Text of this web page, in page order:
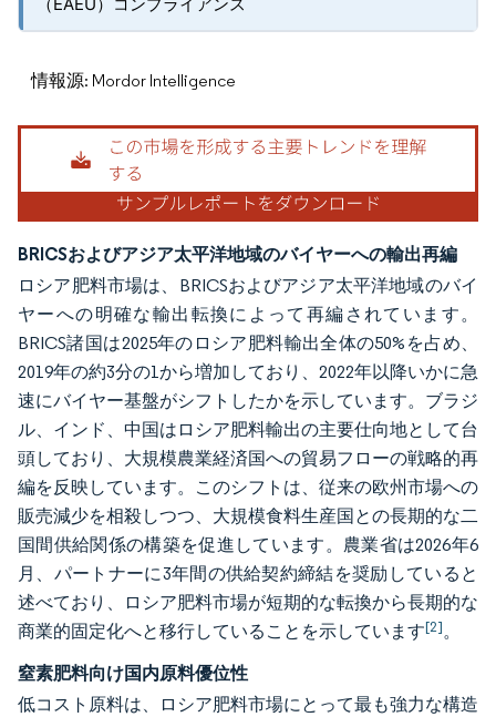
情報源: Mordor Intelligence
BRICSおよびアジア太平洋地域のバイヤーへの輸出再編
ロシア肥料市場は、BRICSおよびアジア太平洋地域のバイ
ヤーへの明確な輸出転換によって再編されています。
BRICS諸国は2025年のロシア肥料輸出全体の50%を占め、
2019年の約3分の1から増加しており、2022年以降いかに急
速にバイヤー基盤がシフトしたかを示しています。ブラジ
ル、インド、中国はロシア肥料輸出の主要仕向地として台
頭しており、大規模農業経済国への貿易フローの戦略的再
編を反映しています。このシフトは、従来の欧州市場への
販売減少を相殺しつつ、大規模食料生産国との長期的な二
国間供給関係の構築を促進しています。農業省は2026年6
月、パートナーに3年間の供給契約締結を奨励していると
述べており、ロシア肥料市場が短期的な転換から長期的な
商業的固定化へと移行していることを示しています[2]。
窒素肥料向け国内原料優位性
低コスト原料は、ロシア肥料市場にとって最も強力な構造